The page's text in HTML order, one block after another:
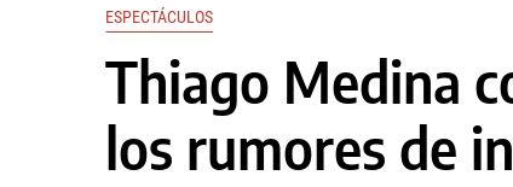
ESPECTÁCULOS
Thiago Medina
los rumores de